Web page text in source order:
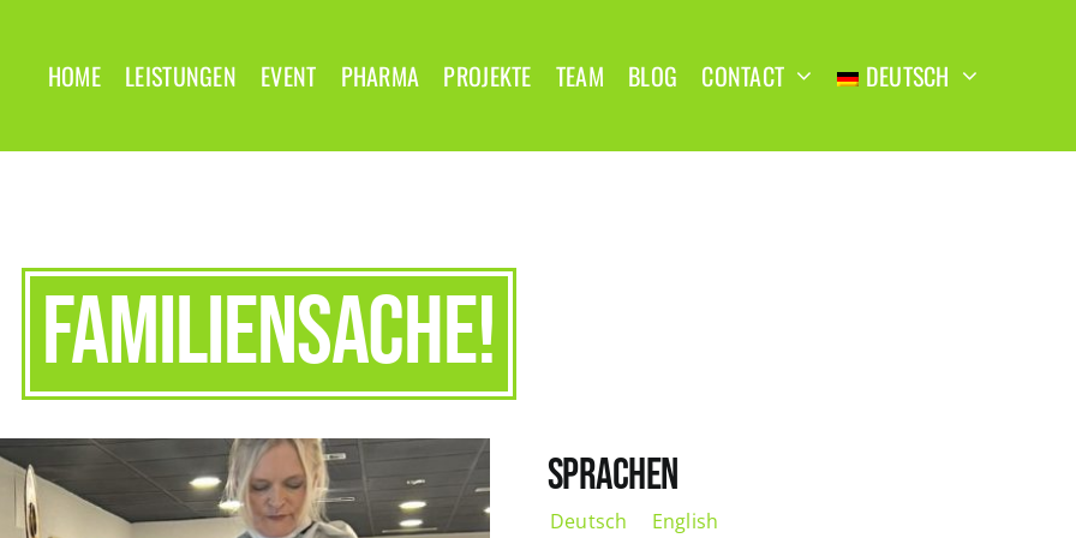
HOME LEISTUNGEN EVENT PHARMA PROJEKTE TEAM BLOG CONTACT DEUTSCH
Familiensache!
SPRACHEN
Deutsch English